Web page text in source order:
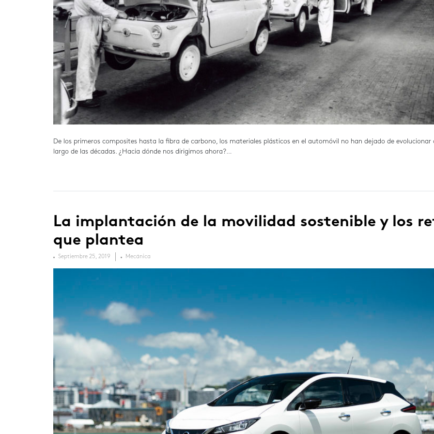
De los primeros composites hasta la fibra de carbono, los materiales plásticos en el automóvil no han dejado de evolucionar
largo de las décadas. ¿Hacia dónde nos dirigimos ahora?…
La implantación de la movilidad sostenible y los
que plantea
Septiembre 25, 2019 Mecánica